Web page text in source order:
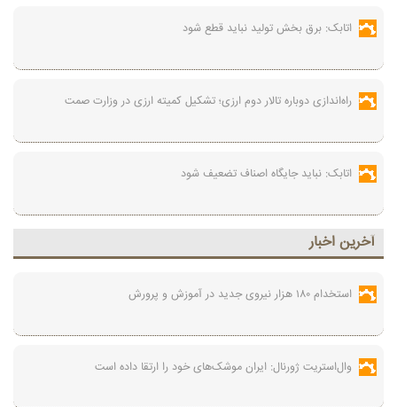
اتابک: برق بخش تولید نباید قطع شود
راه‌اندازی دوباره تالار دوم ارزی؛ تشکیل کمیته ارزی در وزارت صمت
اتابک: نباید جایگاه اصناف تضعیف شود
آخرين اخبار
استخدام ۱۸۰ هزار نیروی جدید در آموزش‌ و پرورش
وال‌استریت ژورنال: ایران موشک‌های خود را ارتقا داده است